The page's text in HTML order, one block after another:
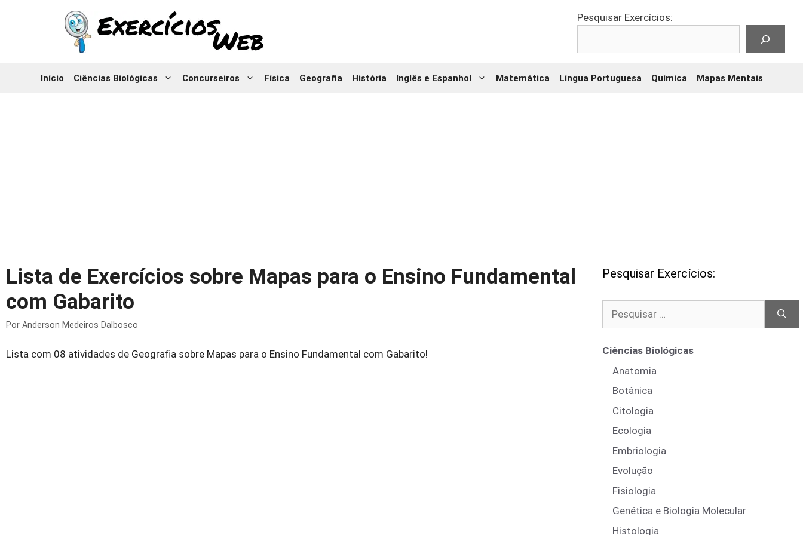
Pesquisar Exercícios:
Início Ciências Biológicas Concurseiros Física Geografia História Inglês e Espanhol Matemática Língua Portuguesa Química Mapas Mentais
Lista de Exercícios sobre Mapas para o Ensino Fundamental
com Gabarito
Por Anderson Medeiros Dalbosco
Lista com 08 atividades de Geografia sobre Mapas para o Ensino Fundamental com Gabarito!
Pesquisar Exercícios:
Ciências Biológicas
Anatomia
Botânica
Citologia
Ecologia
Embriologia
Evolução
Fisiologia
Genética e Biologia Molecular
Histologia